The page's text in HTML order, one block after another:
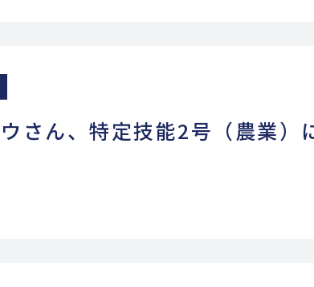
さん、特定技能2号（農業）